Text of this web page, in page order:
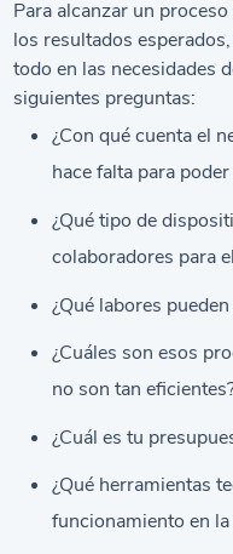
Para alcanzar un
los resultados
todo en las necesidades
siguientes preguntas:
¿Con qué cuenta el
hace falta para
¿Qué tipo de
colaboradores para
¿Qué labores
¿Cuáles son esos
no son tan
¿Cuál es tu
¿Qué herramientas
funcionamiento en